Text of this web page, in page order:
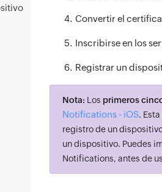
Convertir el
Inscribirse en los
Registrar un
Nota: Los primeros
Notifications - iOS.
registro de un
un dispositivo. Puedes
Notifications, antes de